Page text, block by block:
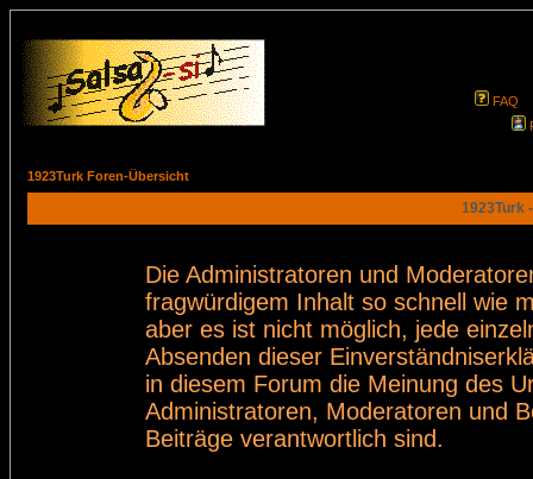
FAQ
1923Turk Foren-Übersicht
1923Turk
Die Administratoren und
fragwürdigem Inhalt so schnell wie
aber es ist nicht möglich, jede
Absenden dieser
in diesem Forum die Meinung des
Administratoren, Moderatoren und
Beiträge verantwortlich sind.